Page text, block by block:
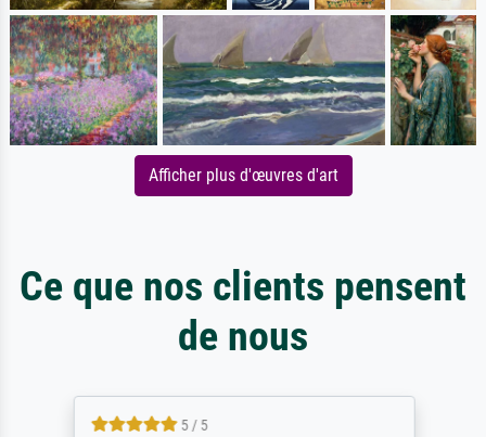
Afficher plus d'œuvres d'art
Ce que nos clients pensent
de nous
5 / 5